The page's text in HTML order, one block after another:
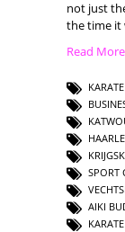
not just
the time it
Read
SPORT
AIKI